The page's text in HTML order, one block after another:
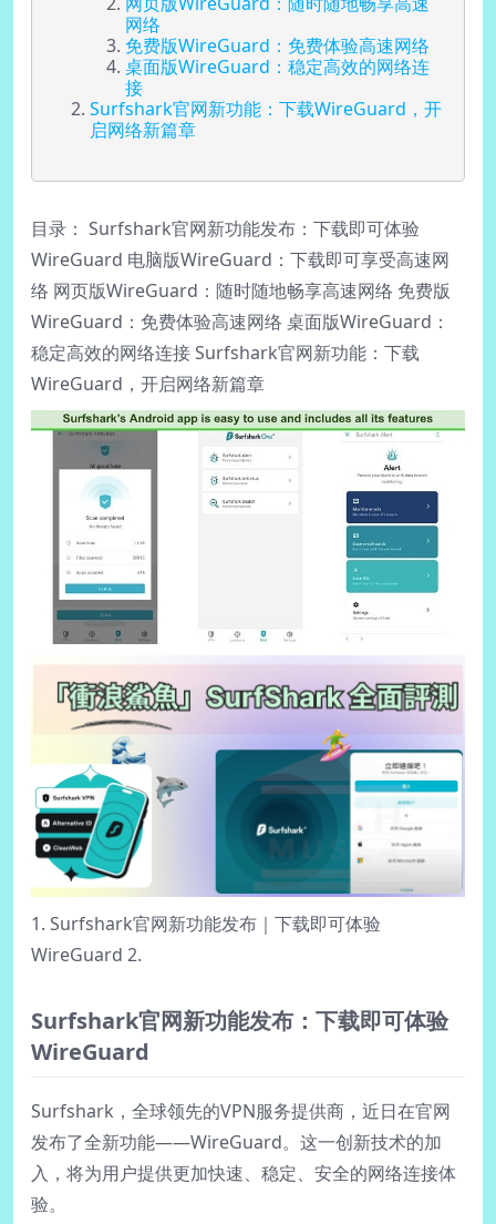
网络
免费版WireGuard：免费体验高速网络
桌面版WireGuard：稳定高效的网络连
接
Surfshark官网新功能：下载WireGuard，开
启网络新篇章
目录： Surfshark官网新功能发布：下载即可体验
WireGuard 电脑版WireGuard：下载即可享受高速网
络 网页版WireGuard：随时随地畅享高速网络 免费版
WireGuard：免费体验高速网络 桌面版WireGuard：
稳定高效的网络连接 Surfshark官网新功能：下载
WireGuard，开启网络新篇章
1. Surfshark官网新功能发布｜下载即可体验
WireGuard 2.
Surfshark官网新功能发布：下载即可体验
WireGuard
Surfshark，全球领先的VPN服务提供商，近日在官网
发布了全新功能——WireGuard。这一创新技术的加
入，将为用户提供更加快速、稳定、安全的网络连接体
验。